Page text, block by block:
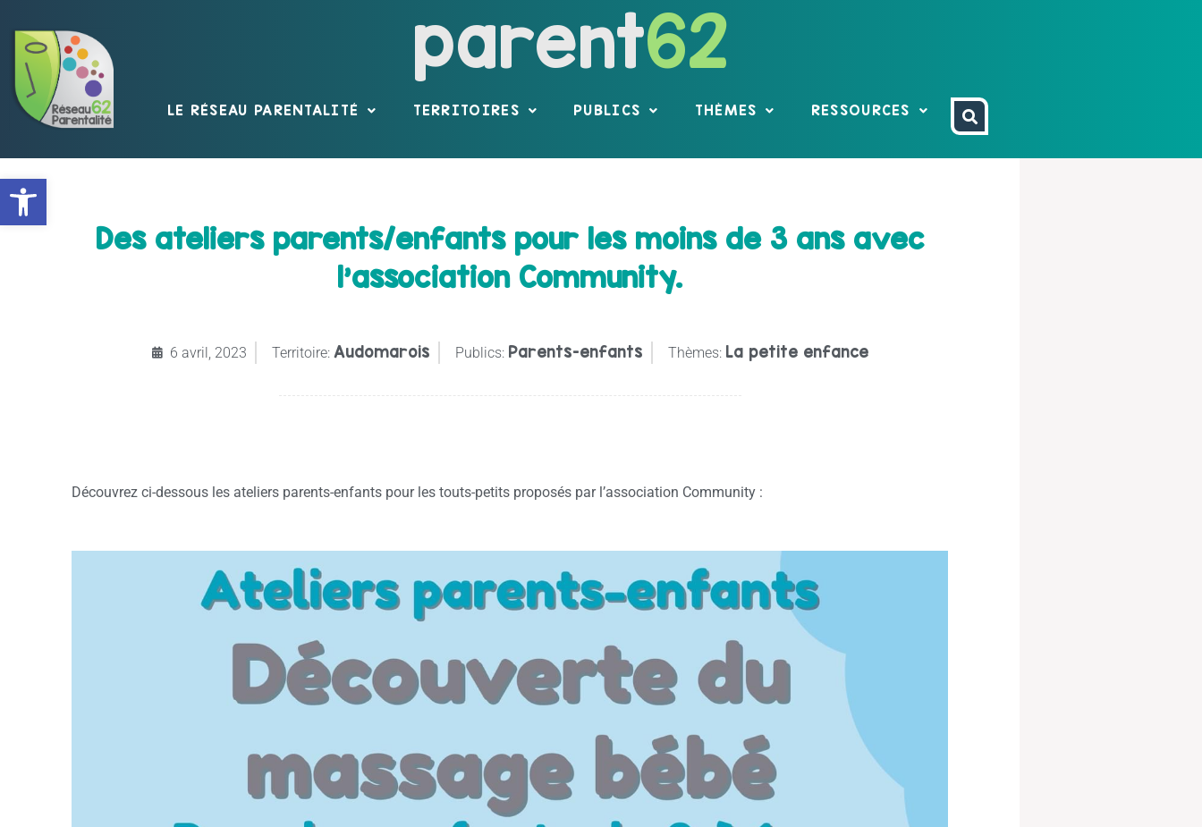
Ouvrir la barre d’outils
parent62
LE RÉSEAU PARENTALITÉ TERRITOIRES PUBLICS THÈMES RESSOURCES
Des ateliers parents/enfants pour les moins de 3 ans avec
l’association Community.
6 avril, 2023 Territoire: Audomarois Publics: Parents-enfants Thèmes: La petite enfance
Découvrez ci-dessous les ateliers parents-enfants pour les touts-petits proposés par l’association Community :